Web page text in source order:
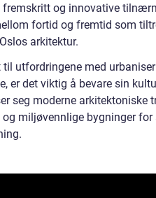
fremskritt og innovative
fortid og fremtid som
arkitektur.
utfordringene med
er det viktig å bevare sin
seg moderne arkitektoniske
miljøvennlige bygninger for